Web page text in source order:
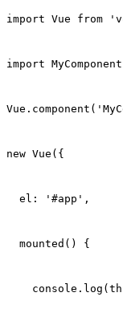
import Vue from
import
new Vue({
  el: '#app',
  mounted() {